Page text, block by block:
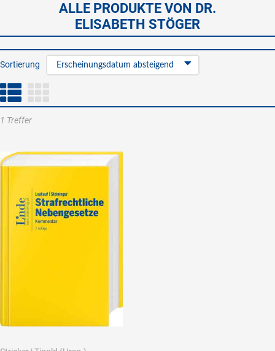
ALLE PRODUKTE VON DR.
ELISABETH STÖGER
Sortierung Erscheinungsdatum absteigend
1 Treffer